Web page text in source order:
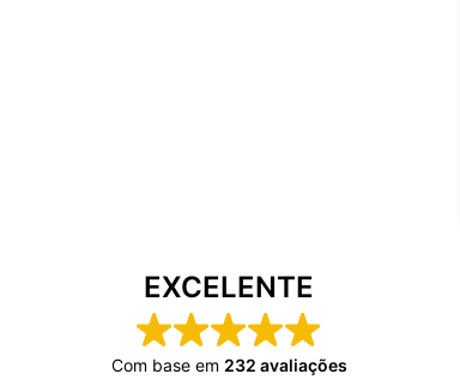
EXCELENTE
Com base em 232 avaliações